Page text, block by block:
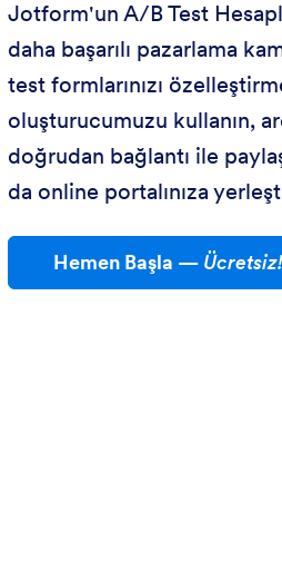
Jotform'un A/B Test
daha başarılı pazarlama
test formlarınızı
oluşturucumuzu kullanın,
doğrudan bağlantı ile
da online portalınıza
Hemen Başla — Ücretsiz!